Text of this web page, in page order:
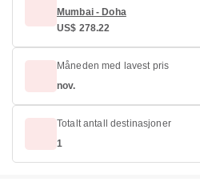
Mumbai - Doha
US$ 278.22
Måneden med lavest pris
nov.
Totalt antall destinasjoner
1